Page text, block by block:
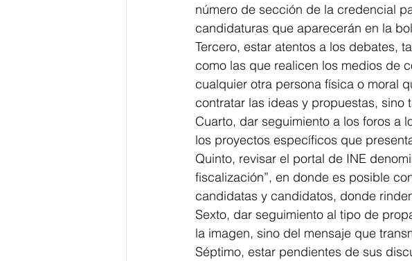
número de sección de la credencial
candidaturas que aparecerán en la
Tercero, estar atentos a los debates,
como las que realicen los medios de
cualquier otra persona física o moral
contratar las ideas y propuestas,
Cuarto, dar seguimiento a los foros a
los proyectos específicos que
Quinto, revisar el portal de INE
fiscalización”, en donde es posible
candidatas y candidatos, donde
Sexto, dar seguimiento al tipo de
la imagen, sino del mensaje que
Séptimo, estar pendientes de sus